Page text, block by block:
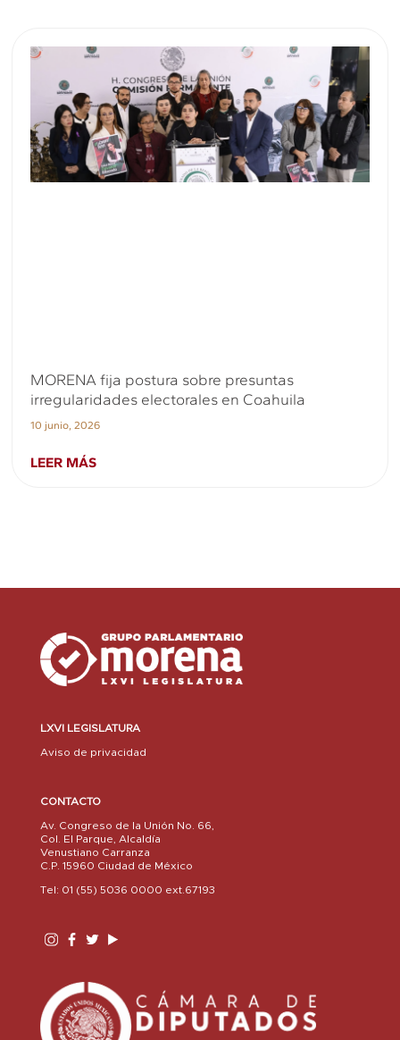
MORENA fija postura sobre presuntas
irregularidades electorales en Coahuila
10 junio, 2026
LEER MÁS
LXVI LEGISLATURA
Aviso de privacidad
CONTACTO
Av. Congreso de la Unión No. 66,
Col. El Parque, Alcaldía
Venustiano Carranza
C.P. 15960 Ciudad de México
Tel: 01 (55) 5036 0000 ext.67193